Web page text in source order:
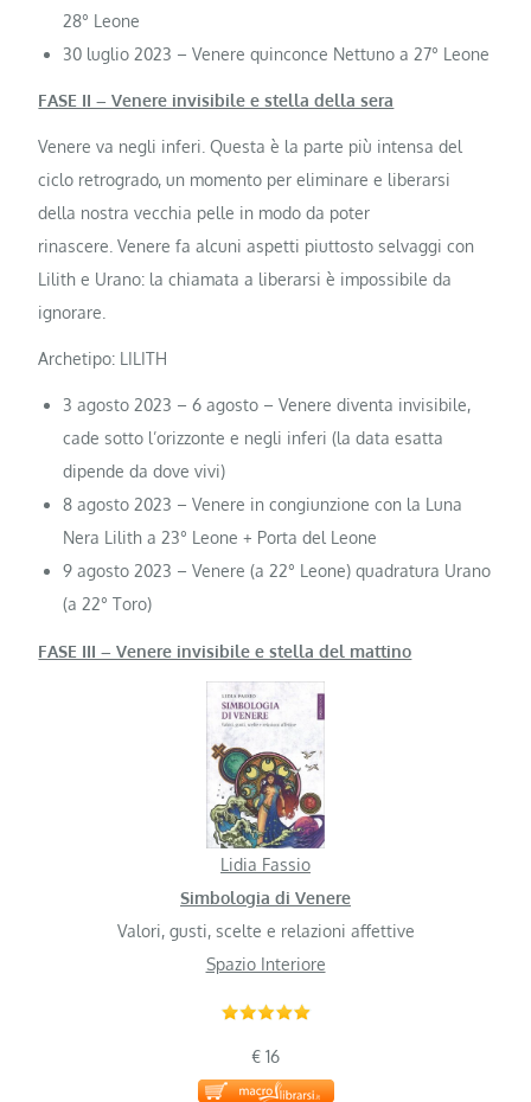
28° Leone
30 luglio 2023 – Venere quinconce Nettuno a 27° Leone
FASE II – Venere invisibile e stella della sera
Venere va negli inferi. Questa è la parte più intensa del
ciclo retrogrado, un momento per eliminare e liberarsi
della nostra vecchia pelle in modo da poter
rinascere. Venere fa alcuni aspetti piuttosto selvaggi con
Lilith e Urano: la chiamata a liberarsi è impossibile da
ignorare.
Archetipo: LILITH
3 agosto 2023 – 6 agosto – Venere diventa invisibile,
cade sotto l’orizzonte e negli inferi (la data esatta
dipende da dove vivi)
8 agosto 2023 – Venere in congiunzione con la Luna
Nera Lilith a 23° Leone + Porta del Leone
9 agosto 2023 – Venere (a 22° Leone) quadratura Urano
(a 22° Toro)
FASE III – Venere invisibile e stella del mattino
Lidia Fassio
Simbologia di Venere
Valori, gusti, scelte e relazioni affettive
Spazio Interiore
€ 16